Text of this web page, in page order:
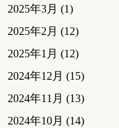
2025年3月 (1)
2025年2月 (12)
2025年1月 (12)
2024年12月 (15)
2024年11月 (13)
2024年10月 (14)